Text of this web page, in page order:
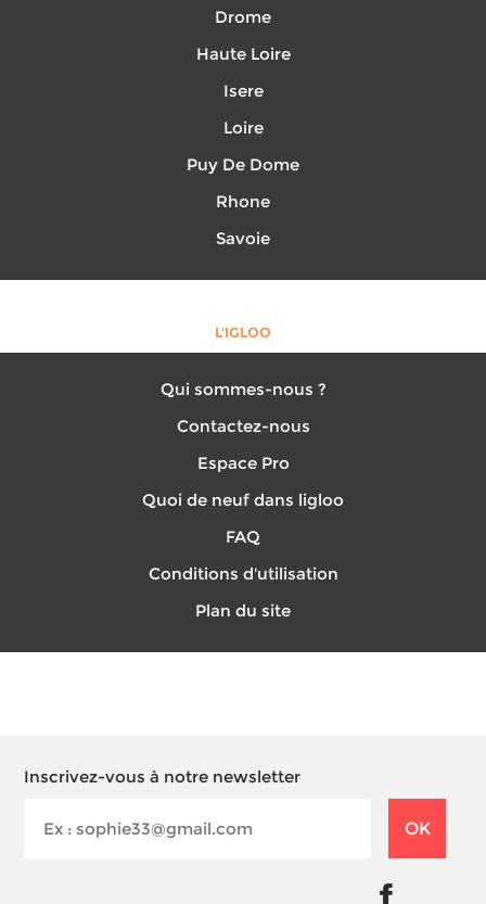
Drome
Haute Loire
Isere
Loire
Puy De Dome
Rhone
Savoie
L'IGLOO
Qui sommes-nous ?
Contactez-nous
Espace Pro
Quoi de neuf dans ligloo
FAQ
Conditions d'utilisation
Plan du site
Inscrivez-vous à notre newsletter